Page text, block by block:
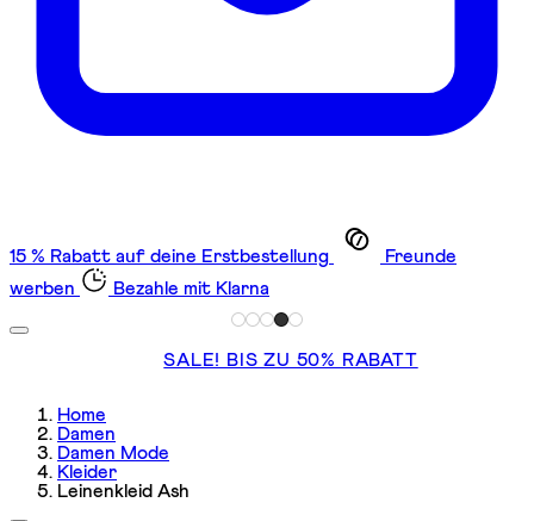
15 % Rabatt auf deine Erstbestellung
Freunde
werben
Bezahle mit Klarna
SALE! BIS ZU 50% RABATT
Home
Damen
Damen Mode
Kleider
Leinenkleid Ash